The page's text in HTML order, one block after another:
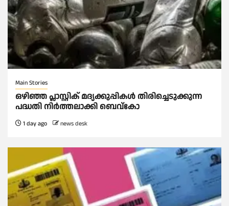
Main Stories
ഒഴിഞ്ഞ പ്ലാസ്റ്റിക് മദ്യക്കുപ്പികള്‍ തിരിച്ചെടുക്കുന്ന
പദ്ധതി നിര്‍ത്തലാക്കി ബെവ്കോ
1 day ago news desk